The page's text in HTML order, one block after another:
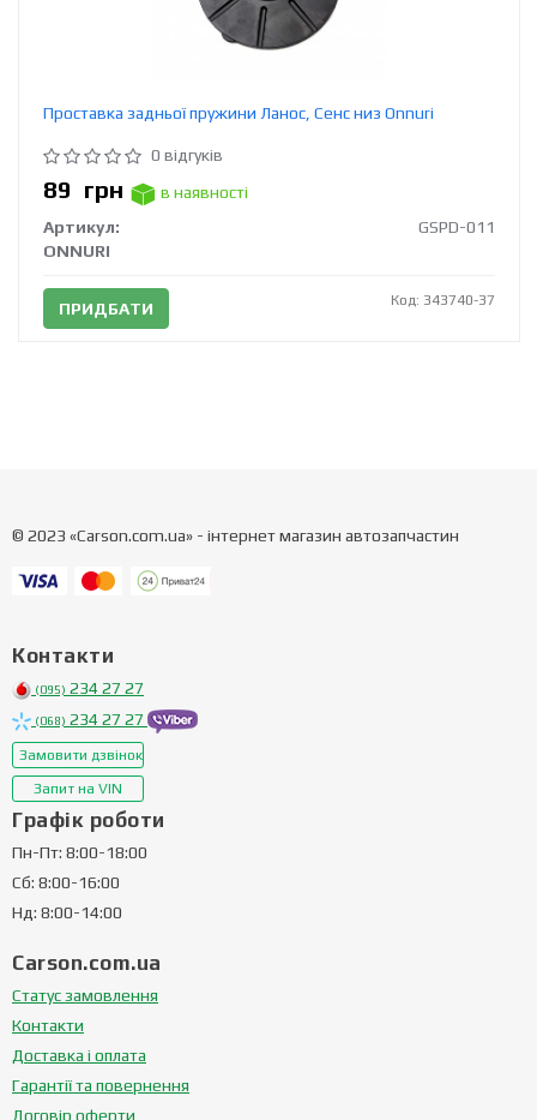
Проставка задньої пружини Ланос, Сенс низ Onnuri
0 відгуків
89 грн
в наявності
Артикул:
GSPD-011
ONNURI
ПРИДБАТИ Код: 343740-37
© 2023 «Carson.com.ua» - інтернет магазин автозапчастин
Контакти
(095) 234 27 27
(068) 234 27 27
Замовити дзвінок
Запит на VIN
Графік роботи
Пн-Пт: 8:00-18:00
Сб: 8:00-16:00
Нд: 8:00-14:00
Carson.com.ua
Статус замовлення
Контакти
Доставка і оплата
Гарантії та повернення
Договір оферти